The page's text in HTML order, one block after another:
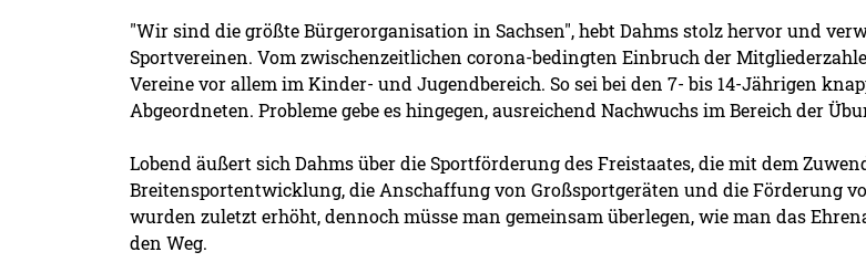
"Wir sind die größte Bürgerorganisation in Sachsen", hebt Dahms stolz hervor und
Sportvereinen. Vom zwischenzeitlichen corona-bedingten Einbruch der
Vereine vor allem im Kinder- und Jugendbereich. So sei bei den 7- bis 14-Jährigen
Abgeordneten. Probleme gebe es hingegen, ausreichend Nachwuchs im Bereich der
Lobend äußert sich Dahms über die Sportförderung des Freistaates, die mit dem
Breitensportentwicklung, die Anschaffung von Großsportgeräten und die Förderung
wurden zuletzt erhöht, dennoch müsse man gemeinsam überlegen, wie man das
den Weg.